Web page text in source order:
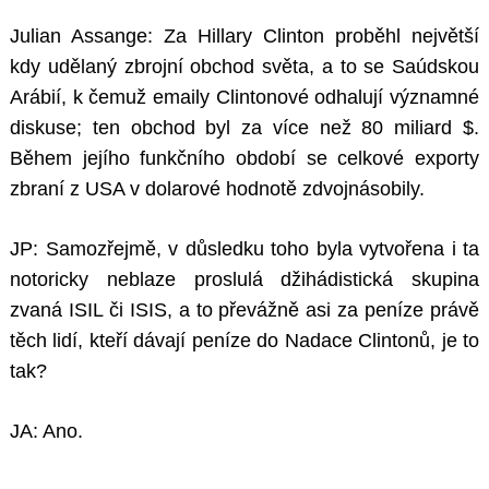
Julian Assange: Za Hillary Clinton proběhl největší
kdy udělaný zbrojní obchod světa, a to se Saúdskou
Arábií, k čemuž emaily Clintonové odhalují významné
diskuse; ten obchod byl za více než 80 miliard $.
Během jejího funkčního období se celkové exporty
zbraní z USA v dolarové hodnotě zdvojnásobily.
JP: Samozřejmě, v důsledku toho byla vytvořena i ta
notoricky neblaze proslulá džihádistická skupina
zvaná ISIL či ISIS, a to převážně asi za peníze právě
těch lidí, kteří dávají peníze do Nadace Clintonů, je to
tak?
JA: Ano.